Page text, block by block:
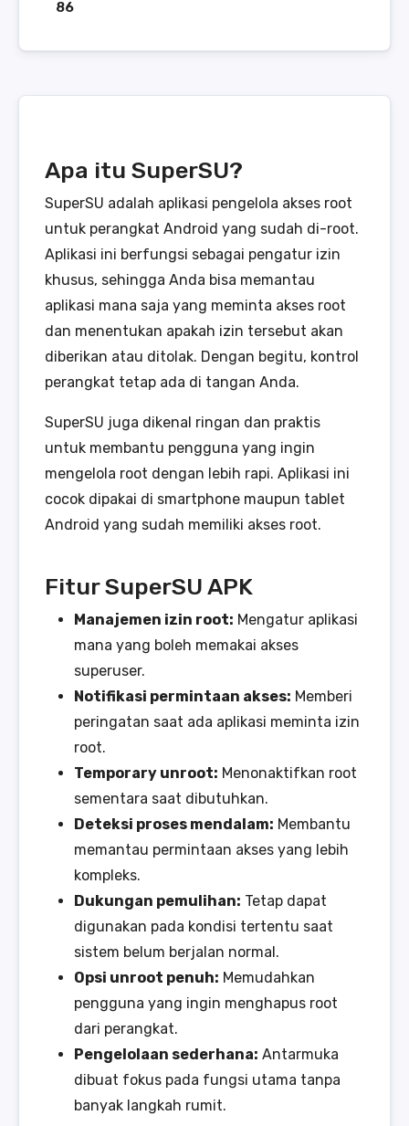
86
Apa itu SuperSU?
SuperSU adalah aplikasi pengelola akses root
untuk perangkat Android yang sudah di-root.
Aplikasi ini berfungsi sebagai pengatur izin
khusus, sehingga Anda bisa memantau
aplikasi mana saja yang meminta akses root
dan menentukan apakah izin tersebut akan
diberikan atau ditolak. Dengan begitu, kontrol
perangkat tetap ada di tangan Anda.
SuperSU juga dikenal ringan dan praktis
untuk membantu pengguna yang ingin
mengelola root dengan lebih rapi. Aplikasi ini
cocok dipakai di smartphone maupun tablet
Android yang sudah memiliki akses root.
Fitur SuperSU APK
Manajemen izin root: Mengatur aplikasi
mana yang boleh memakai akses
superuser.
Notifikasi permintaan akses: Memberi
peringatan saat ada aplikasi meminta izin
root.
Temporary unroot: Menonaktifkan root
sementara saat dibutuhkan.
Deteksi proses mendalam: Membantu
memantau permintaan akses yang lebih
kompleks.
Dukungan pemulihan: Tetap dapat
digunakan pada kondisi tertentu saat
sistem belum berjalan normal.
Opsi unroot penuh: Memudahkan
pengguna yang ingin menghapus root
dari perangkat.
Pengelolaan sederhana: Antarmuka
dibuat fokus pada fungsi utama tanpa
banyak langkah rumit.